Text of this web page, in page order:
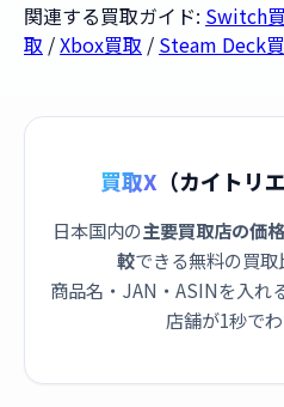
関連する買取ガイド: Switch
取 /Xbox買取 / Steam Deck
買取X （カイトリ
日本国内の主要買取店の価
較できる無料の買取
商品名・JAN・ASINを入れ
店舗が1秒でわ